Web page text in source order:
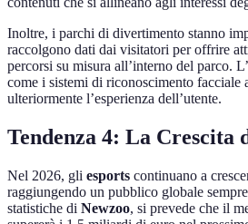
Inoltre, i parchi di divertimento stanno
raccolgono dati dai visitatori per offrire
percorsi su misura all’interno del parco.
come i sistemi di riconoscimento facciale
ulteriormente l’esperienza dell’utente.
Tendenza 4: La Crescita
Nel 2026, gli esports continuano a
raggiungendo un pubblico globale
statistiche di Newzoo, si prevede che il